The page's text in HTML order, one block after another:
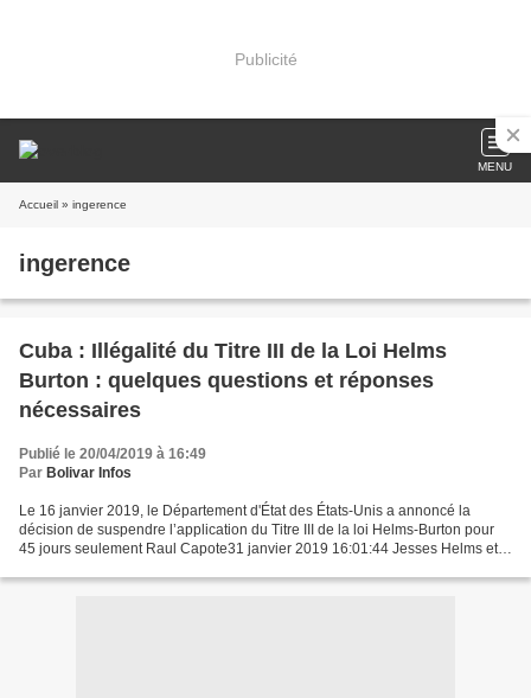
Publicité
MENU
Accueil » ingerence
ingerence
Cuba : Illégalité du Titre III de la Loi Helms
Burton : quelques questions et réponses
nécessaires
Publié le 20/04/2019 à 16:49
Par Bolivar Infos
Le 16 janvier 2019, le Département d'État des États-Unis a annoncé la
décision de suspendre l’application du Titre III de la loi Helms-Burton pour
45 jours seulement Raul Capote31 janvier 2019 16:01:44 Jesses Helms et